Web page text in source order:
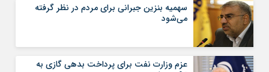
سهمیه بنزین جبرانی برای مردم در نظر گرفته
می‌شود
عزم وزارت نفت برای پرداخت بدهی گازی به